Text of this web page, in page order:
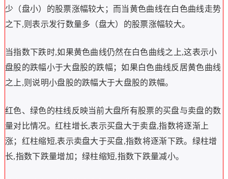
少（盘小）的股票涨幅较大；而当黄色曲线在白色曲线走势
之下,则表示发行数量多（盘大）的股票涨幅较大。
当指数下跌时,如果黄色曲线仍然在白色曲线之上,这表示小
盘股的跌幅小于大盘股的跌幅；如果白色曲线反居黄色曲线
之上,则说明小盘股的跌幅大于大盘股的跌幅。
红色、绿色的柱线反映当前大盘所有股票的买盘与卖盘的数
量对比情况。红柱增长,表示买盘大于卖盘,指数将逐渐上
涨；红柱缩短,表示卖盘大于买盘,指数将逐渐下跌。绿柱增
长,指数下跌量增加；绿柱缩短,指数下跌量减小。